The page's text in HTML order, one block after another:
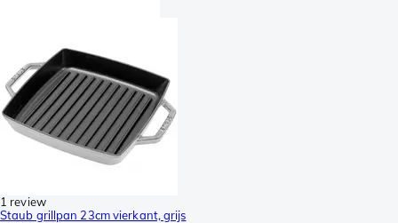
1 review
Staub grillpan 23cm vierkant, grijs